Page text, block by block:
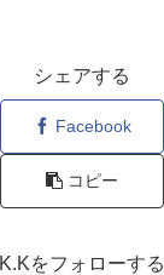
シェアする
Facebook
コピー
K.Kをフォローする